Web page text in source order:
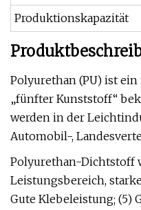
Produktionskapazität
Polyurethan (PU) ist
„fünfter Kunststoff“
werden in der
Automobil-,
Polyurethan-Dichtstoff
Leistungsbereich,
Gute Klebeleistung; (5)